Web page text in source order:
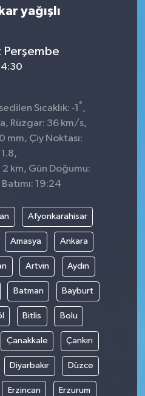
yağışlı
Perşembe
Sıcaklık: -1 ° ,
Rüzgar: 36 km/s,
mm, Çiy Noktası:
1.8,
km, Gün Doğumu:
19:24
Afyonkarahisar
Amasya Ankara
Artvin Aydın
Batman Bayburt
Bitlis Bolu
Çanakkale Çankırı
Diyarbakır Düzce
Erzincan Erzurum